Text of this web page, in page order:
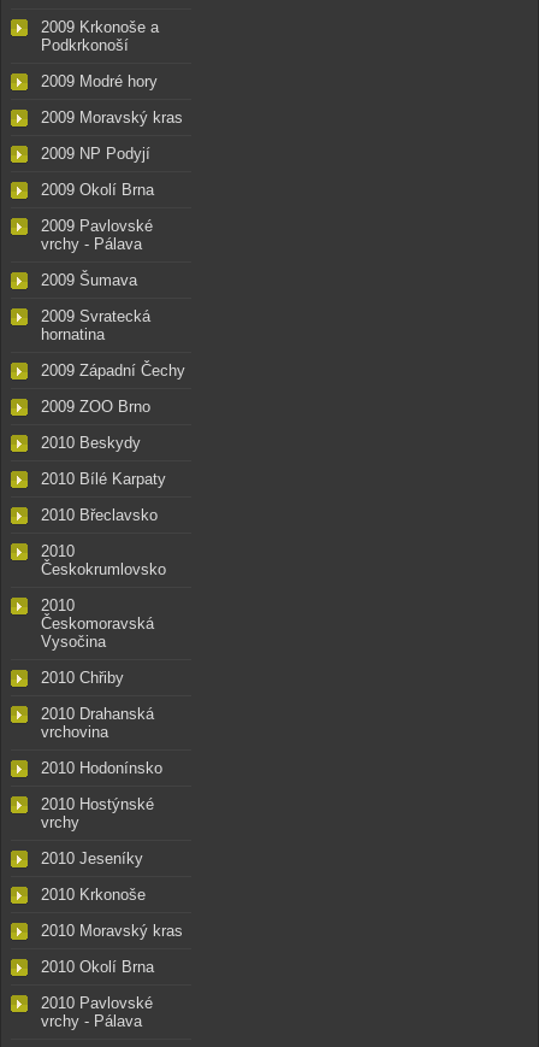
2009 Krkonoše a
Podkrkonoší
2009 Modré hory
2009 Moravský kras
2009 NP Podyjí
2009 Okolí Brna
2009 Pavlovské
vrchy - Pálava
2009 Šumava
2009 Svratecká
hornatina
2009 Západní Čechy
2009 ZOO Brno
2010 Beskydy
2010 Bílé Karpaty
2010 Břeclavsko
2010
Českokrumlovsko
2010
Českomoravská
Vysočina
2010 Chřiby
2010 Drahanská
vrchovina
2010 Hodonínsko
2010 Hostýnské
vrchy
2010 Jeseníky
2010 Krkonoše
2010 Moravský kras
2010 Okolí Brna
2010 Pavlovské
vrchy - Pálava